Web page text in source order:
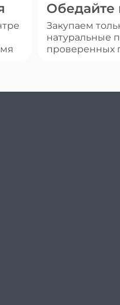
Обедайте
Закупаем
натуральные
проверенных